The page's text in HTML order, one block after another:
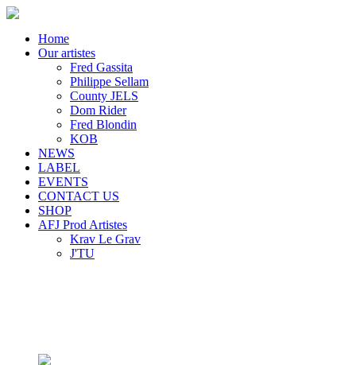
Home
Our artistes
Fred Gassita
Philippe Sellam
County JELS
Dom Rider
Fred Blondin
KOB
NEWS
LABEL
EVENTS
CONTACT US
SHOP
AFJ Prod Artistes
Krav Le Grav
J'TU